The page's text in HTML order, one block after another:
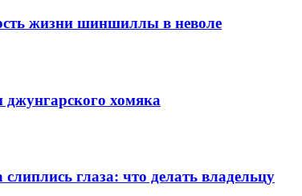
жизни шиншиллы в неволе
джунгарского хомяка
глаза: что делать владельцу